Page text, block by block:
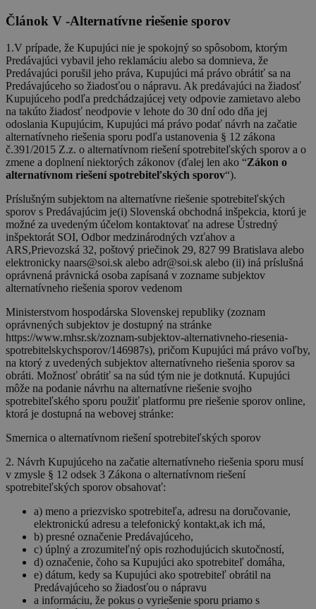
Článok V -Alternatívne riešenie sporov
1.V prípade, že Kupujúci nie je spokojný so spôsobom, ktorým
Predávajúci vybavil jeho reklamáciu alebo sa domnieva, že
Predávajúci porušil jeho práva, Kupujúci má právo obrátiť sa na
Predávajúceho so žiadosťou o nápravu. Ak predávajúci na žiadosť
Kupujúceho podľa predchádzajúcej vety odpovie zamietavo alebo
na takúto žiadosť neodpovie v lehote do 30 dní odo dňa jej
odoslania Kupujúcim, Kupujúci má právo podať návrh na začatie
alternatívneho riešenia sporu podľa ustanovenia § 12 zákona
č.391/2015 Z.z. o alternatívnom riešení spotrebiteľských sporov a o
zmene a doplnení niektorých zákonov (ďalej len ako “Zákon o
alternatívnom riešení spotrebiteľských sporov“).
Príslušným subjektom na alternatívne riešenie spotrebiteľských
sporov s Predávajúcim je(i) Slovenská obchodná inšpekcia, ktorú je
možné za uvedeným účelom kontaktovať na adrese Ústredný
inšpektorát SOI, Odbor medzinárodných vzťahov a
ARS,Prievozská 32, poštový priečinok 29, 827 99 Bratislava alebo
elektronicky naars@soi.sk alebo adr@soi.sk alebo (ii) iná príslušná
oprávnená právnická osoba zapísaná v zozname subjektov
alternatívneho riešenia sporov vedenom
Ministerstvom hospodárska Slovenskej republiky (zoznam
oprávnených subjektov je dostupný na stránke
https://www.mhsr.sk/zoznam-subjektov-alternativneho-riesenia-
spotrebitelskychsporov/146987s), pričom Kupujúci má právo voľby,
na ktorý z uvedených subjektov alternatívneho riešenia sporov sa
obráti. Možnosť obrátiť sa na súd tým nie je dotknutá. Kupujúci
môže na podanie návrhu na alternatívne riešenie svojho
spotrebiteľského sporu použiť platformu pre riešenie sporov online,
ktorá je dostupná na webovej stránke:
Smernica o alternatívnom riešení spotrebiteľských sporov
2. Návrh Kupujúceho na začatie alternatívneho riešenia sporu musí
v zmysle § 12 odsek 3 Zákona o alternatívnom riešení
spotrebiteľských sporov obsahovať:
a) meno a priezvisko spotrebiteľa, adresu na doručovanie,
elektronickú adresu a telefonický kontakt,ak ich má,
b) presné označenie Predávajúceho,
c) úplný a zrozumiteľný opis rozhodujúcich skutočností,
d) označenie, čoho sa Kupujúci ako spotrebiteľ domáha,
e) dátum, kedy sa Kupujúci ako spotrebiteľ obrátil na
Predávajúceho so žiadosťou o nápravu
a informáciu, že pokus o vyriešenie sporu priamo s